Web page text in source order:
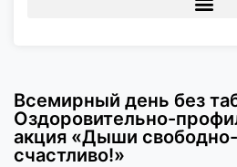
Всемирный день без
Оздоровительно-
акция «Дыши
счастливо!»